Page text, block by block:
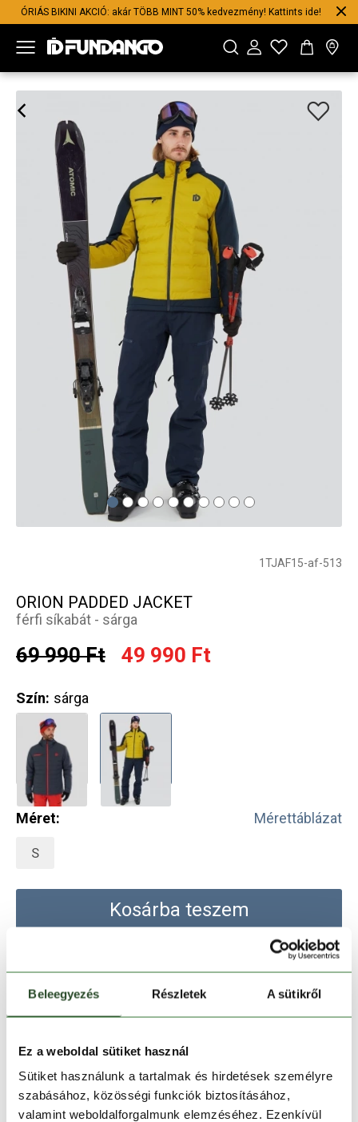
Beleegyezés Részletek A sütikről
Ez a weboldal sütiket használ
Sütiket használunk a tartalmak és hirdetések személyre
szabásához, közösségi funkciók biztosításához,
valamint weboldalforgalmunk elemzéséhez. Ezenkívül
ÓRIÁS BIKINI AKCIÓ: akár TÖBB MINT 50% kedvezmény! Kattints ide!
TERMÉKLEÍRÁS
1TJAF15-af-513
ORION PADDED JACKET
férfi síkabát - sárga
69 990 Ft 49 990 Ft
Szín: sárga
Méret: Mérettáblázat
S
Kosárba teszem
30 napos visszaküldés
1-2 munkanapos szállítás